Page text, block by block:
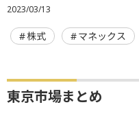
2023/03/13
株式 マネックス
東京市場まとめ